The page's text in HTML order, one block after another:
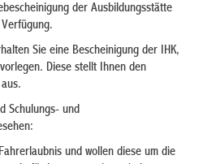
der Ausbildungsstätte
Sie eine Bescheinigung der IHK,
Diese stellt Ihnen den
Schulungs- und
und wollen diese um die